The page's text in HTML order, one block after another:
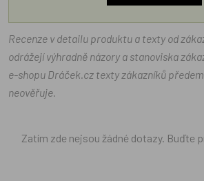
Recenze v detailu produktu a texty od
odrážejí výhradně názory a stanoviska
e-shopu Dráček.cz texty zákazníků
neověřuje.
Zatím zde nejsou žádné dotazy. Buďte